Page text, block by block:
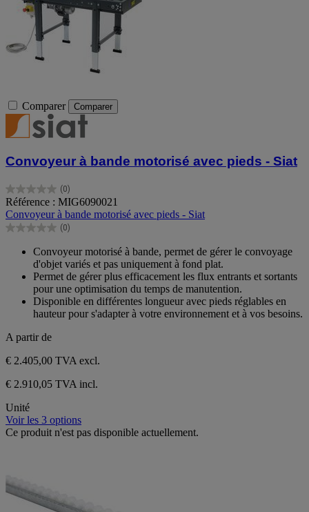
Comparer Comparer
Convoyeur à bande motorisé avec pieds - Siat
(0)
0.0
sur
5
étoiles.
Référence : MIG6090021
Convoyeur à bande motorisé avec pieds - Siat
(0)
0.0
étoiles.
Convoyeur motorisé à bande, permet de gérer le convoyage
d'objet variés et pas uniquement à fond plat.
Permet de gérer plus efficacement les flux entrants et sortants
pour une optimisation du temps de manutention.
Disponible en différentes longueur avec pieds réglables en
hauteur pour s'adapter à votre environnement et à vos besoins.
A partir de
€ 2.405,00 TVA excl.
€ 2.910,05 TVA incl.
Unité
Voir les 3 options
Ce produit n'est pas disponible actuellement.